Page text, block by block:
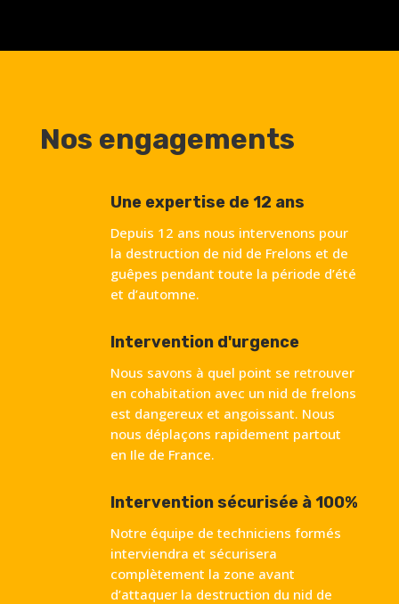
Nos engagements
Une expertise de 12 ans
Depuis 12 ans nous intervenons pour
la destruction de nid de Frelons et de
guêpes pendant toute la période d’été
et d’automne.
Intervention d'urgence
Nous savons à quel point se retrouver
en cohabitation avec un nid de frelons
est dangereux et angoissant. Nous
nous déplaçons rapidement partout
en Ile de France.
Intervention sécurisée à 100%
Notre équipe de techniciens formés
interviendra et sécurisera
complètement la zone avant
d’attaquer la destruction du nid de